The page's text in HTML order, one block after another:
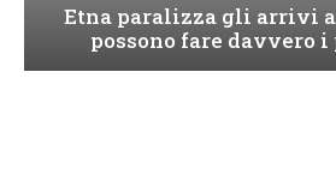
Etna paralizza gli arrivi a
possono fare davvero i